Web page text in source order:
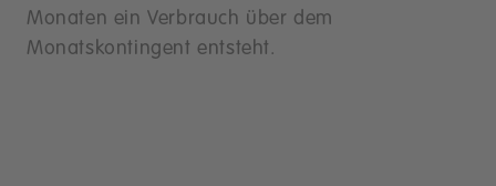
Monaten ein Verbrauch über dem
Monatskontingent entsteht.